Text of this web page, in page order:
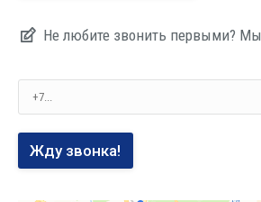
Не люби­те зво­нить пер­вы­ми?